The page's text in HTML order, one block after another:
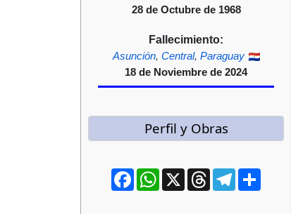
28 de Octubre de 1968
Fallecimiento:
Asunción, Central, Paraguay
18 de Noviembre de 2024
Perfil y Obras
FacebookWhatsApp
X ThreadsTelegram